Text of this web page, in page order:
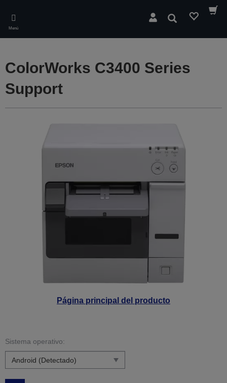
main
content
Menú
Buscar
Página principal del producto
ColorWorks C3400 Series
Support
Sistema operativo: